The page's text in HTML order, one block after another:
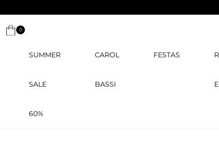
0
SUMMER
SALE
60%
CAROL
BASSI
FESTAS